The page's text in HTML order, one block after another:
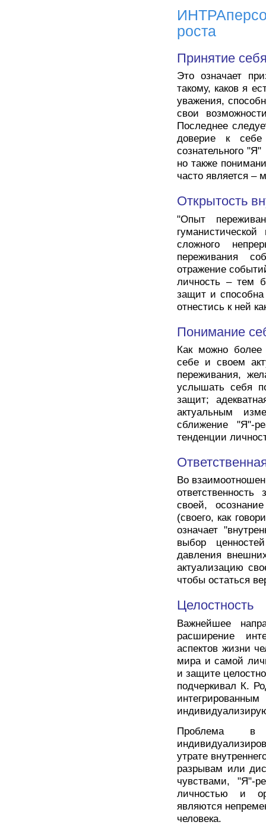
роста
Принятие
Это означает
такому, каков я
уважения,
свои
Последнее
доверие к
сознательного
но также
часто является –
Открытость
"Опыт
сложного
переживания
отражение
личность – тем
защит и способна
отнестись к ней
Понимание
Как можно более
себе и своем
переживания,
услышать себя
защит;
актуальным
сближение "Я"-
тенденции
Во
своей,
(своего, как
означает
выбор
давления
актуализацию
чтобы остаться
Целостность
Важнейшее
расширение
аспектов жизни
мира и самой
и защите
подчеркивал К.
Проблема
утрате
разрывам или
чувствами, "Я"-
личностью и
являются
человека.